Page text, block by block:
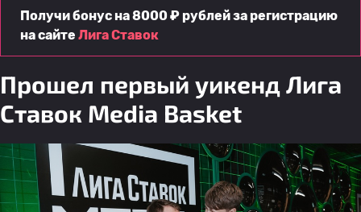
Получи бонус на 8000 ₽ рублей за регистрацию
на сайте Лига Ставок
Прошел первый уикенд Лига
Ставок Media Basket